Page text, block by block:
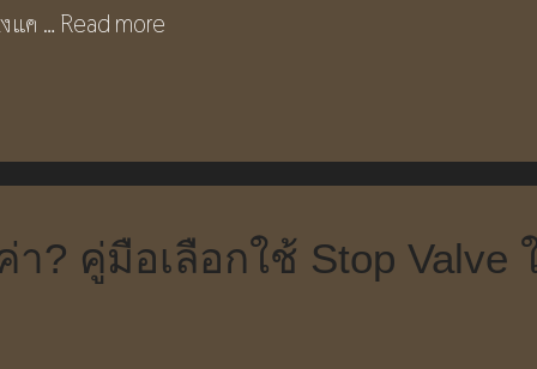
แค … Read more
า? คู่มือเลือกใช้ Stop